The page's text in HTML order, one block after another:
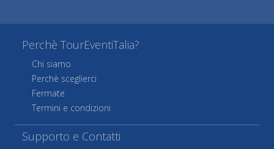
Perchè TourEventiTalia?
Chi siamo
Perchè sceglierci
Fermate
Termini e condizioni
Supporto e Contatti